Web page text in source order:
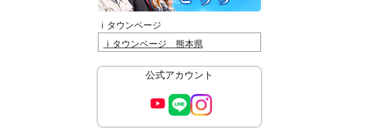
ｉタウンページ
ｉタウンページ 熊本県
公式アカウント